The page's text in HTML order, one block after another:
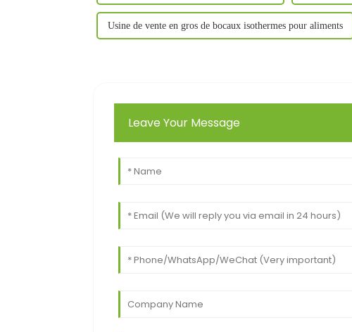
Usine de vente en gros de bocaux isothermes pour aliments
Leave Your Message